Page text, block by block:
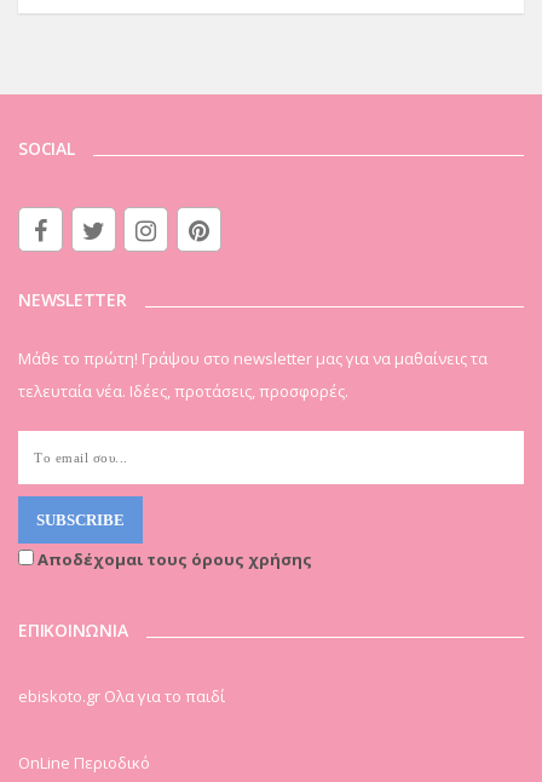
SOCIAL
NEWSLETTER
Μάθε το πρώτη! Γράψου στο newsletter μας για να μαθαίνεις τα
τελευταία νέα. Ιδέες, προτάσεις, προσφορές.
Αποδέχομαι τους όρους χρήσης
ΕΠΙΚΟΙΝΩΝΙΑ
ebiskoto.gr Ολα για το παιδί
OnLine Περιοδικό